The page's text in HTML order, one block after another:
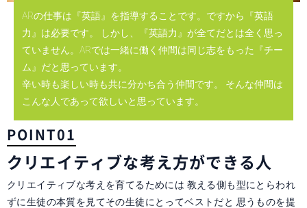
ARの仕事は『英語』を指導することです。ですから『英語
力』は必要です。 しかし、『英語力』が全てだとは全く思っ
ていません。ARでは一緒に働く仲間は同じ志をもった『チー
ム』だと思っています。
辛い時も楽しい時も共に分かち合う仲間です。 そんな仲間は
こんな人であって欲しいと思っています。
POINT01
クリエイティブな考え方ができる人
クリエイティブな考えを育てるためには 教える側も型にとらわれ
ずに生徒の本質を見てその生徒にとってベストだと 思うものを提